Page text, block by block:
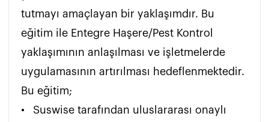
tutmayı amaçlayan bir yaklaşımdır. Bu
eğitim ile Entegre Haşere/Pest Kontrol
yaklaşımının anlaşılması ve işletmelerde
uygulamasının artırılması hedeflenmektedir.
Bu eğitim;
•	Suswise tarafından uluslararası onaylı